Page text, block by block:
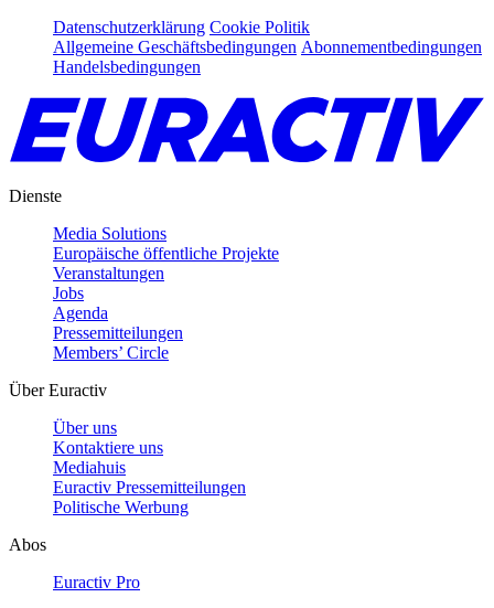
Datenschutzerklärung Cookie Politik
Allgemeine Geschäftsbedingungen Abonnementbedingungen
Handelsbedingungen
Dienste
Media Solutions
Europäische öffentliche Projekte
Veranstaltungen
Jobs
Agenda
Pressemitteilungen
Members’ Circle
Über Euractiv
Über uns
Kontaktiere uns
Mediahuis
Euractiv Pressemitteilungen
Politische Werbung
Abos
Euractiv Pro